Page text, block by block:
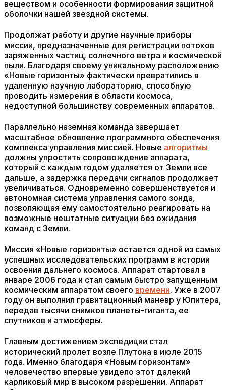
веществом и особенности формирования защитной
оболочки нашей звездной системы.
Продолжат работу и другие научные приборы
миссии, предназначенные для регистрации потоков
заряженных частиц, солнечного ветра и космической
пыли. Благодаря своему уникальному расположению
«Новые горизонты» фактически превратились в
удаленную научную лабораторию, способную
проводить измерения в области космоса,
недоступной большинству современных аппаратов.
Параллельно наземная команда завершает
масштабное обновление программного обеспечения
комплекса управления миссией. Новые алгоритмы
должны упростить сопровождение аппарата,
который с каждым годом удаляется от Земли все
дальше, а задержка передачи сигналов продолжает
увеличиваться. Одновременно совершенствуется и
автономная система управления самого зонда,
позволяющая ему самостоятельно реагировать на
возможные нештатные ситуации без ожидания
команд с Земли.
Миссия «Новые горизонты» остается одной из самых
успешных исследовательских программ в истории
освоения дальнего космоса. Аппарат стартовал в
январе 2006 года и стал самым быстро запущенным
космическим аппаратом своего времени. Уже в 2007
году он выполнил гравитационный маневр у Юпитера,
передав тысячи снимков планеты-гиганта, ее
спутников и атмосферы.
Главным достижением экспедиции стал
исторический пролет возле Плутона в июле 2015
года. Именно благодаря «Новым горизонтам»
человечество впервые увидело этот далекий
карликовый мир в высоком разрешении. Аппарат